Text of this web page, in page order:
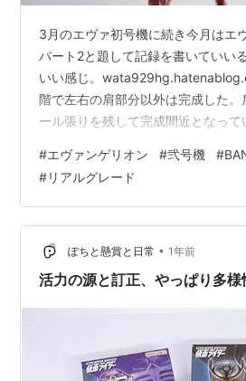
3月のエヴァ初号機に続き今月はエ
パート2と題して記録を書いていい
いい感じ。
階で左右の肩部分以外は完成した。
ール張りを残して完成間近となって
で週末に一気に進めるのが最近のや
き同じエヴァシリーズなので造りや
ライナーから全てのパーツを切り
をしてからパズルの様に組み立て
ら、今回は部位毎に（例：右腕なら
切り出し組み立てる）…
#エヴァンゲリオン #弐号機 #
#リアルグレード
ぽちと懸賞と日常 • 1年前
活力の源と訂正、やっぱり多